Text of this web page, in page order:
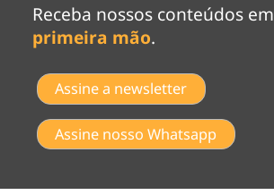
Receba nossos conteúdos em
primeira mão.
Assine a newsletter
Assine nosso Whatsapp